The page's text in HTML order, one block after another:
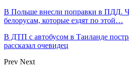
В Польше внесли поправки в ПДД.
белорусам, которые ездят по этой…
В ДТП с автобусом в Таиланде
рассказал очевидец
Prev Next